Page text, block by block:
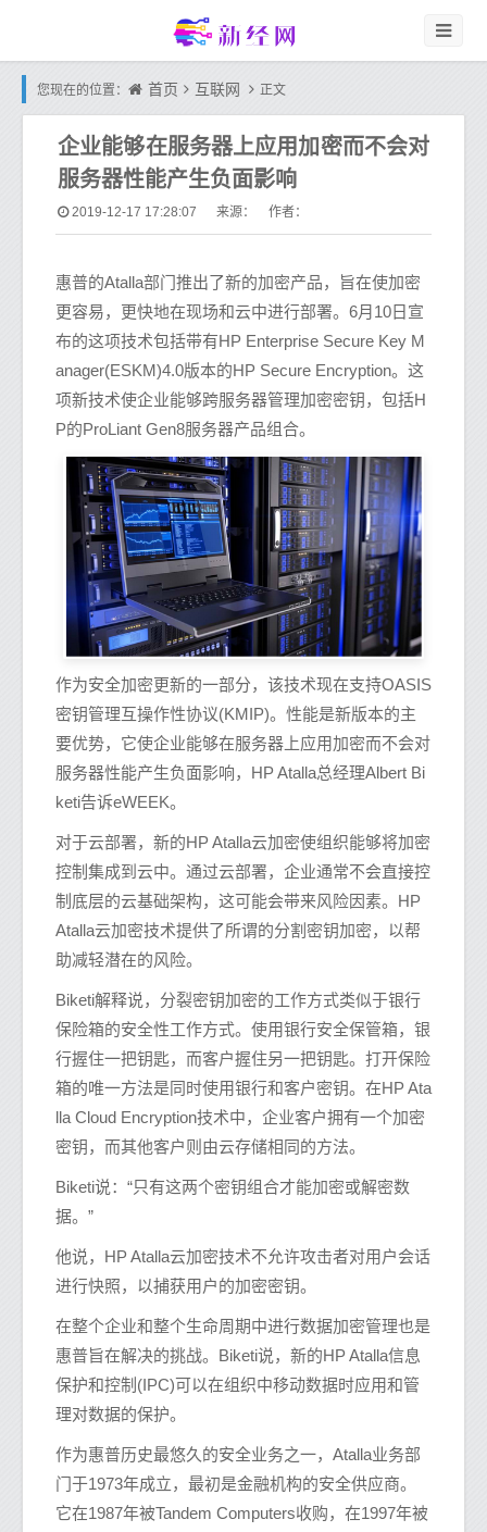
您现在的位置： 首页 互联网 正文
企业能够在服务器上应用加密而不会对
服务器性能产生负面影响
2019-12-17 17:28:07 来源： 作者：
惠普的Atalla部门推出了新的加密产品，旨在使加密
更容易，更快地在现场和云中进行部署。6月10日宣
布的这项技术包括带有HP Enterprise Secure Key M
anager(ESKM)4.0版本的HP Secure Encryption。这
项新技术使企业能够跨服务器管理加密密钥，包括H
P的ProLiant Gen8服务器产品组合。
作为安全加密更新的一部分，该技术现在支持OASIS
密钥管理互操作性协议(KMIP)。性能是新版本的主
要优势，它使企业能够在服务器上应用加密而不会对
服务器性能产生负面影响，HP Atalla总经理Albert Bi
keti告诉eWEEK。
对于云部署，新的HP Atalla云加密使组织能够将加密
控制集成到云中。通过云部署，企业通常不会直接控
制底层的云基础架构，这可能会带来风险因素。HP
Atalla云加密技术提供了所谓的分割密钥加密，以帮
助减轻潜在的风险。
Biketi解释说，分裂密钥加密的工作方式类似于银行
保险箱的安全性工作方式。使用银行安全保管箱，银
行握住一把钥匙，而客户握住另一把钥匙。打开保险
箱的唯一方法是同时使用银行和客户密钥。在HP Ata
lla Cloud Encryption技术中，企业客户拥有一个加密
密钥，而其他客户则由云存储相同的方法。
Biketi说：“只有这两个密钥组合才能加密或解密数
据。”
他说，HP Atalla云加密技术不允许攻击者对用户会话
进行快照，以捕获用户的加密密钥。
在整个企业和整个生命周期中进行数据加密管理也是
惠普旨在解决的挑战。Biketi说，新的HP Atalla信息
保护和控制(IPC)可以在组织中移动数据时应用和管
理对数据的保护。
作为惠普历史最悠久的安全业务之一，Atalla业务部
门于1973年成立，最初是金融机构的安全供应商。
它在1987年被Tandem Computers收购，在1997年被